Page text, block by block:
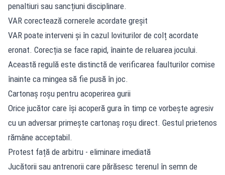
penaltiuri sau sancțiuni disciplinare.
VAR corectează cornerele acordate greșit
VAR poate interveni și în cazul loviturilor de colț acordate
eronat. Corecția se face rapid, înainte de reluarea jocului.
Această regulă este distinctă de verificarea faulturilor comise
înainte ca mingea să fie pusă în joc.
Cartonaș roșu pentru acoperirea gurii
Orice jucător care își acoperă gura în timp ce vorbește agresiv
cu un adversar primește cartonaș roșu direct. Gestul prietenos
rămâne acceptabil.
Protest față de arbitru - eliminare imediată
Jucătorii sau antrenorii care părăsesc terenul în semn de